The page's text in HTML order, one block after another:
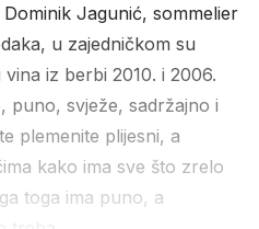
Jagunić, sommelier
u zajedničkom su
iz berbi 2010. i 2006.
puno, svježe, sadržajno i
plemenite plijesni, a
kako ima sve što zrelo
toga ima puno, a